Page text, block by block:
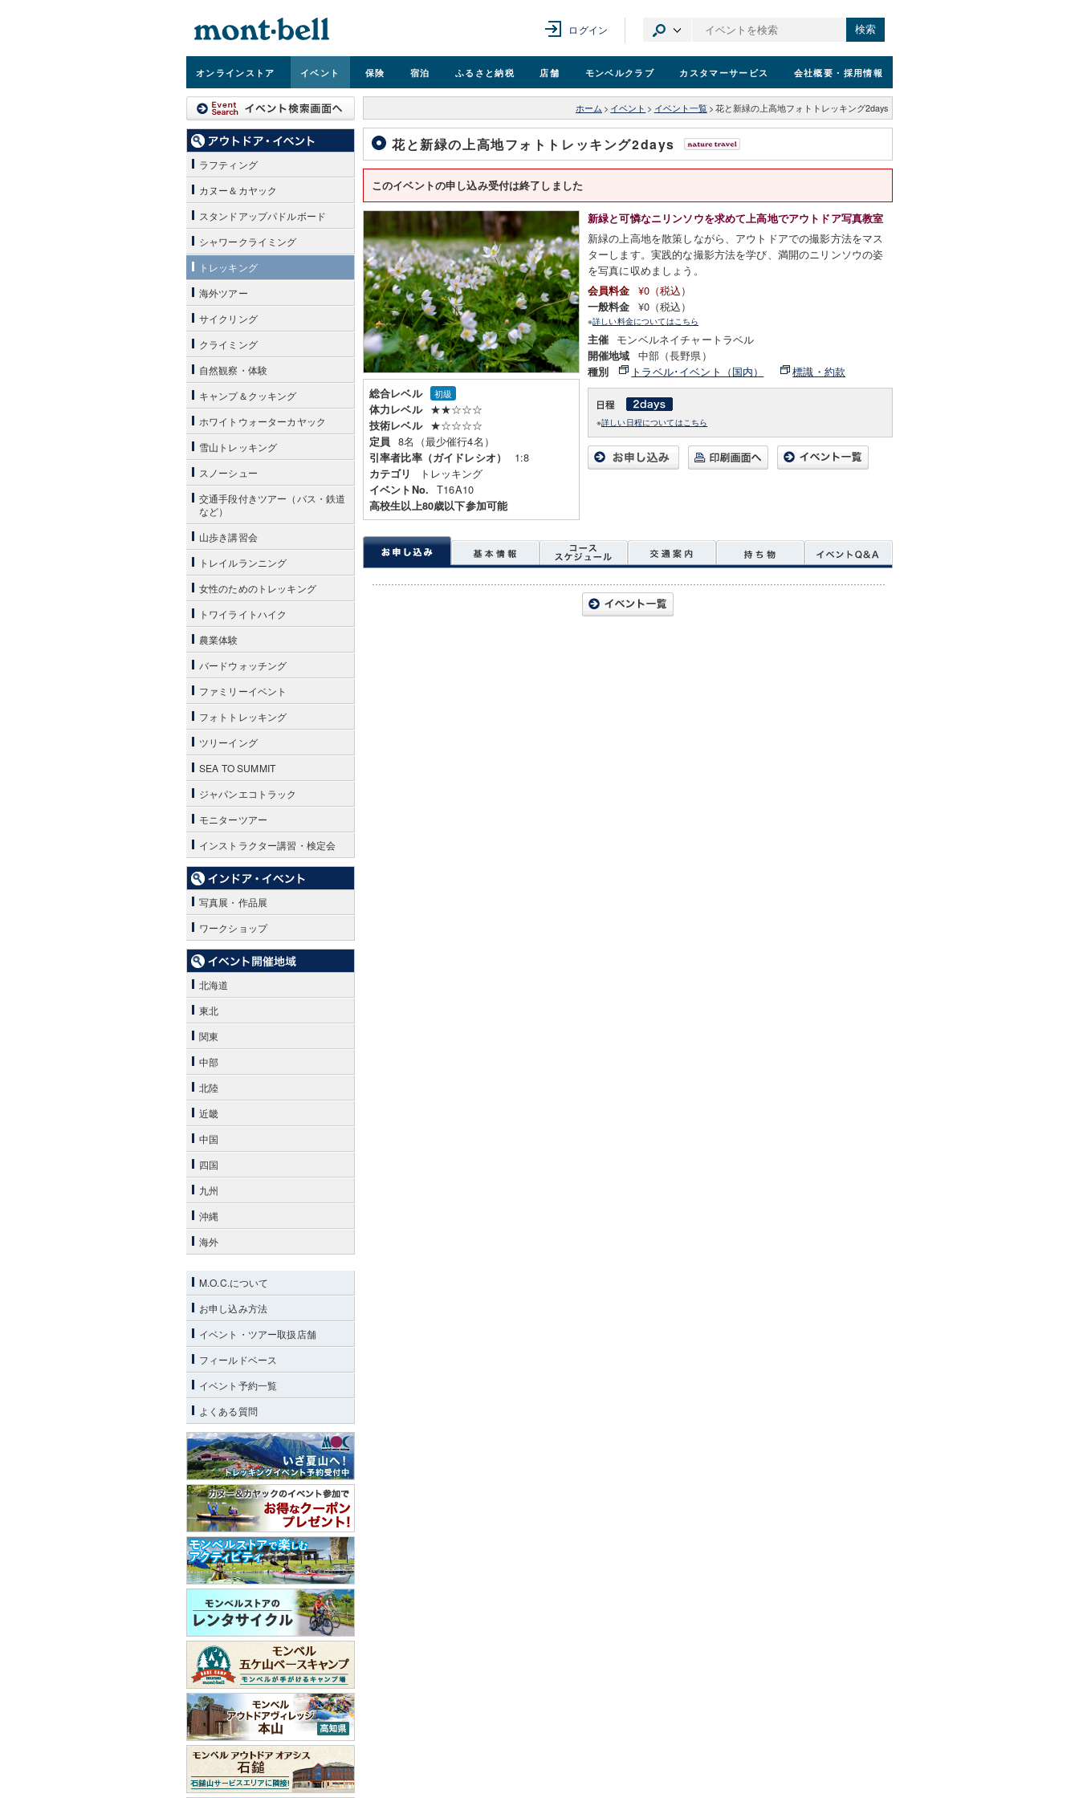
ログイン 検索
オンラインストア イベント 保険 宿泊 ふるさと納税 店舗 モンベルクラブ カスタマーサービス 会社概要 ・採用情報
ホーム > イベント > イベント一覧 > 花と新緑の上高地フォトトレッキング2days
花と新緑の上高地フォトトレッキング2days
このイベントの申し込み受付は終了しました
総合レベル 初級
体力レベル ★★☆☆☆
技術レベル ★☆☆☆☆
定員 8名（最少催行4名）
引率者比率（ガイドレシオ） 1:8
カテゴリ トレッキング
イベントNo. T16A10
高校生以上80歳以下参加可能
新緑と可憐なニリンソウを求めて上高地でアウトドア写真教室
新緑の上高地を散策しながら、アウトドアでの撮影方法をマス
ターします。実践的な撮影方法を学び、満開のニリンソウの姿
を写真に収めましょう。
会員料金 ¥0（税込）
一般料金 ¥0（税込）
※詳しい料金についてはこちら
主催 モンベルネイチャートラベル
開催地域 中部（長野県）
種別 トラベル･イベント（国内） 標識・約款
※詳しい日程についてはこちら
ラフティング
カヌー＆カヤック
スタンドアップパドルボード
シャワークライミング
トレッキング
海外ツアー
サイクリング
クライミング
自然観察・体験
キャンプ＆クッキング
ホワイトウォーターカヤック
雪山トレッキング
スノーシュー
交通手段付きツアー（バス・鉄道
など）
山歩き講習会
トレイルランニング
女性のためのトレッキング
トワイライトハイク
農業体験
バードウォッチング
ファミリーイベント
フォトトレッキング
ツリーイング
SEA TO SUMMIT
ジャパンエコトラック
モニターツアー
インストラクター講習・検定会
写真展・作品展
ワークショップ
北海道
東北
関東
中部
北陸
近畿
中国
四国
九州
沖縄
海外
M.O.C.について
お申し込み方法
イベント・ツアー取扱店舗
フィールドベース
イベント予約一覧
よくある質問